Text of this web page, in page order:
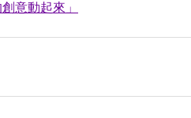
意動起來」